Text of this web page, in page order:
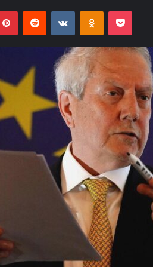
PinterestReddit VKontakteOdnoklassniki
Pocket